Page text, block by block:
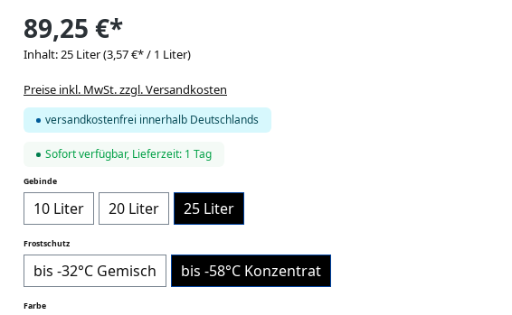
89,25 €*
Inhalt:25 Liter(3,57 €* / 1 Liter)
Preise inkl. MwSt. zzgl. Versandkosten
versandkostenfrei innerhalb Deutschlands
Sofort verfügbar, Lieferzeit: 1 Tag
Gebindeauswählen
10 Liter 20 Liter 25 Liter
Frostschutzauswählen
bis -32°C Gemisch bis -58°C Konzentrat
Farbeauswählen